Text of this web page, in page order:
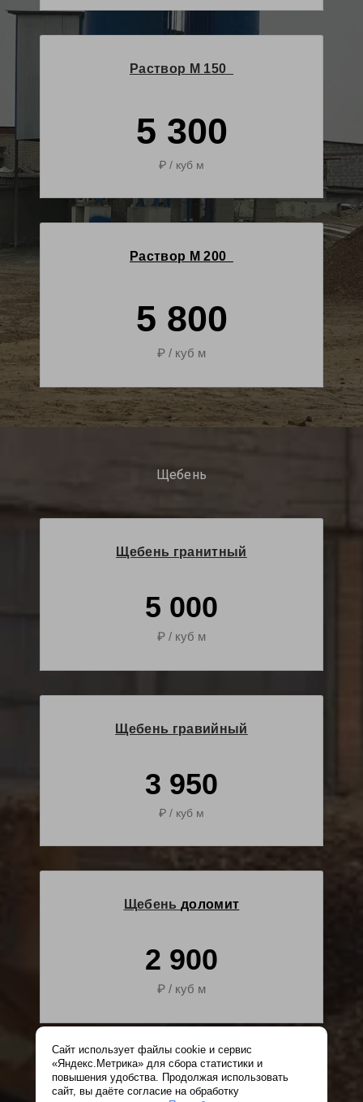
Раствор М 150
5 300
₽ / куб м
Раствор М 200
5 800
₽ / куб м
Щебень
Щебень гранитный
5 000
₽ / куб м
Щебень гравийный
3 950
₽ / куб м
Щебень доломит
2 900
₽ / куб м
Щебеньвторичный
Сайт использует файлы cookie и сервис
«Яндекс.Метрика» для сбора статистики и
повышения удобства. Продолжая использовать
сайт, вы даёте согласие на обработку